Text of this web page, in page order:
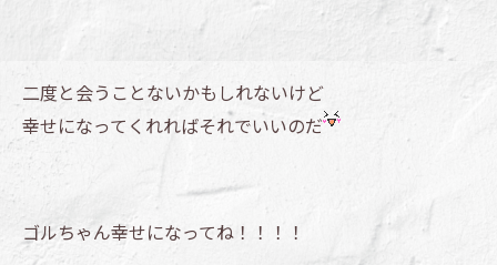
二度と会うことないかもしれないけど
幸せになってくれればそれでいいのだ
ゴルちゃん幸せになってね！！！！